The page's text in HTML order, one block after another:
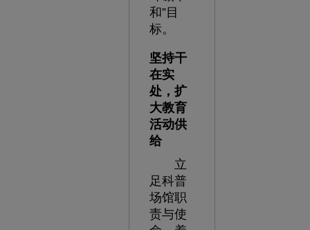
和”目
标。
坚持干
在实
处，扩
大教育
活动供
给
立
足科普
场馆职
责与使